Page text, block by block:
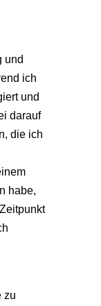
und
ich
und
darauf
die ich
habe,
zu